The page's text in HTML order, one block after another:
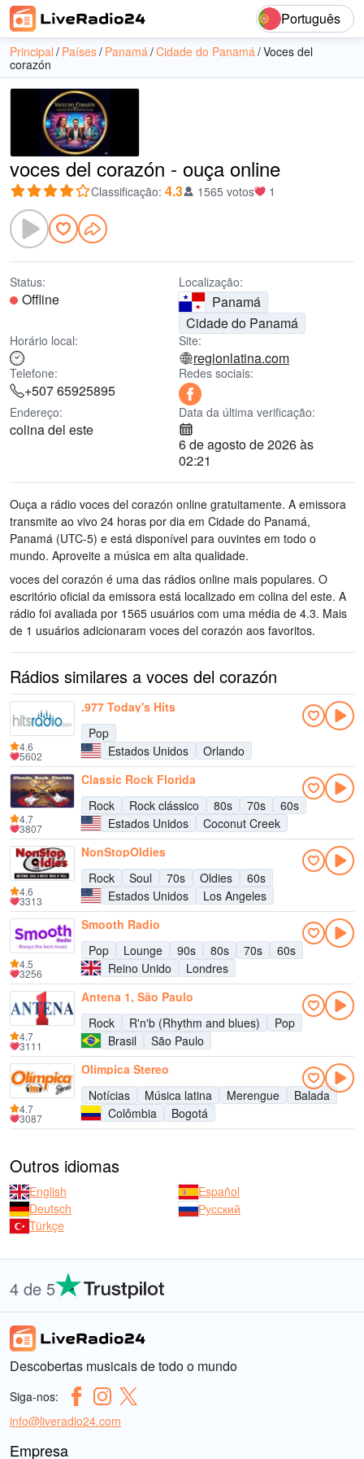
Português
Principal Países Panamá Cidade do Panamá Voces del
corazón
voces del corazón - ouça online
Classificação: 4.3 1565 votos 1
Status:
Offline
Localização:
Panamá
Cidade do Panamá
Horário local: Site:
regionlatina.com
Telefone:
+507 65925895
Redes sociais:
Endereço:
colina del este
Data da última verificação:
6 de agosto de 2026 às
02:21
Ouça a rádio voces del corazón online gratuitamente. A emissora
transmite ao vivo 24 horas por dia em Cidade do Panamá,
Panamá (UTC-5) e está disponível para ouvintes em todo o
mundo. Aproveite a música em alta qualidade.
voces del corazón é uma das rádios online mais populares. O
escritório oficial da emissora está localizado em colina del este. A
rádio foi avaliada por 1565 usuários com uma média de 4.3. Mais
de 1 usuários adicionaram voces del corazón aos favoritos.
Rádios similares a voces del corazón
.977 Today's Hits
Pop
Estados Unidos
Orlando
4.6
5602
Classic Rock Florida
Rock
Rock clássico 80s 70s
60s
Estados Unidos
Coconut Creek
4.7
3807
NonStopOldies
Rock
Soul 70s Oldies
60s
Estados Unidos
Los Angeles
4.6
3313
Smooth Radio
Pop
Lounge 90s 80s 70s
60s
Reino Unido
Londres
4.5
3256
Antena 1, São Paulo
Rock
R'n'b (Rhythm and blues)
Pop
Brasil
São Paulo
4.7
3111
Olímpica Stereo
Notícias
Música latina Merengue
Balada
Colômbia
Bogotá
4.7
3087
Outros idiomas
English
Español
Deutsch
Русский
Türkçe
4 de 5
Descobertas musicais de todo o mundo
Siga-nos:
info@liveradio24.com
Empresa